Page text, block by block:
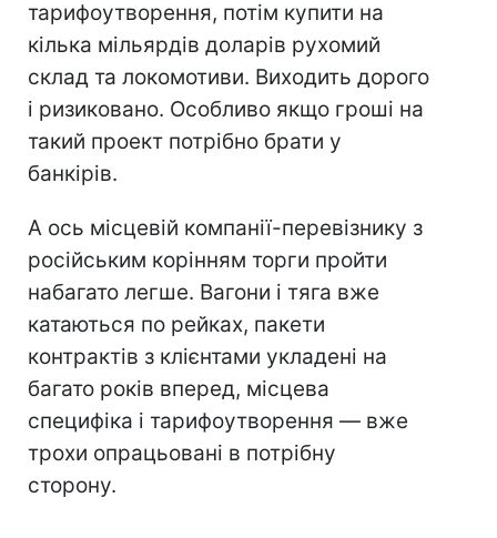
тарифоутворення, потім купити на
кілька мільярдів доларів рухомий
склад та локомотиви. Виходить дорого
і ризиковано. Особливо якщо гроші на
такий проект потрібно брати у
банкірів.
А ось місцевій компанії-перевізнику з
російським корінням торги пройти
набагато легше. Вагони і тяга вже
катаються по рейках, пакети
контрактів з клієнтами укладені на
багато років вперед, місцева
специфіка і тарифоутворення — вже
трохи опрацьовані в потрібну
сторону.